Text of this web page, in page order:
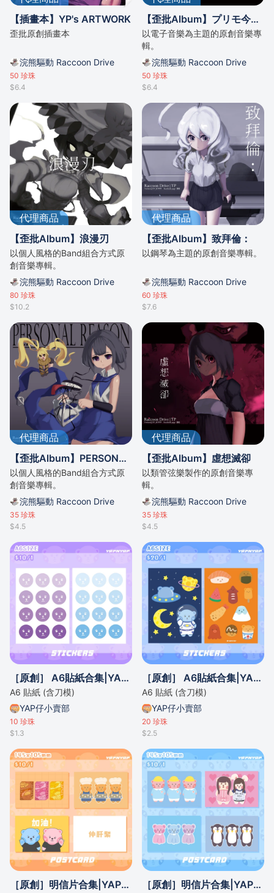
【插畫本】YP's ARTWORK
歪批原創插畫本
浣熊驅動 Raccoon Drive
50 珍珠
$6.4
【歪批Album】プリモ今天的腦袋壞掉了
以電子音樂為主題的原創音樂專
輯。
浣熊驅動 Raccoon Drive
50 珍珠
$6.4
代理商品
【歪批Album】浪漫刃
以個人風格的Band組合方式原
創音樂專輯。
浣熊驅動 Raccoon Drive
80 珍珠
$10.2
代理商品
【歪批Album】致拜倫：
以鋼琴為主題的原創音樂專輯。
浣熊驅動 Raccoon Drive
60 珍珠
$7.6
代理商品
【歪批Album】PERSONAL REASON
以個人風格的Band組合方式原
創音樂專輯。
浣熊驅動 Raccoon Drive
35 珍珠
$4.5
代理商品
【歪批Album】虛想滅卻
以類管弦樂製作的原創音樂專
輯。
浣熊驅動 Raccoon Drive
35 珍珠
$4.5
［原創］ A6貼紙合集|YAPNYAP|02
A6 貼紙 (含刀模)
YAP仔小賣部
10 珍珠
$1.3
［原創］ A6貼紙合集|YAPNYAP|01
A6 貼紙 (含刀模)
YAP仔小賣部
20 珍珠
$2.5
［原創］明信片合集|YAPNYAP|02 ［原創］明信片合集|YAPNYAP